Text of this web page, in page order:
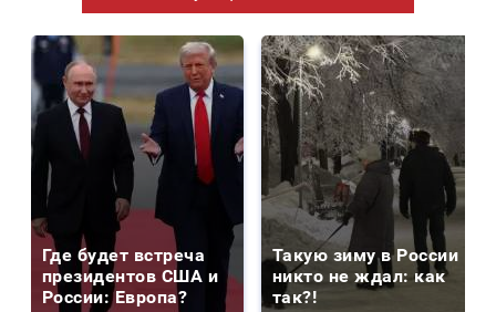
Где будет встреча
президентов США и
России: Европа?
Такую зиму в России
никто не ждал: как
так?!